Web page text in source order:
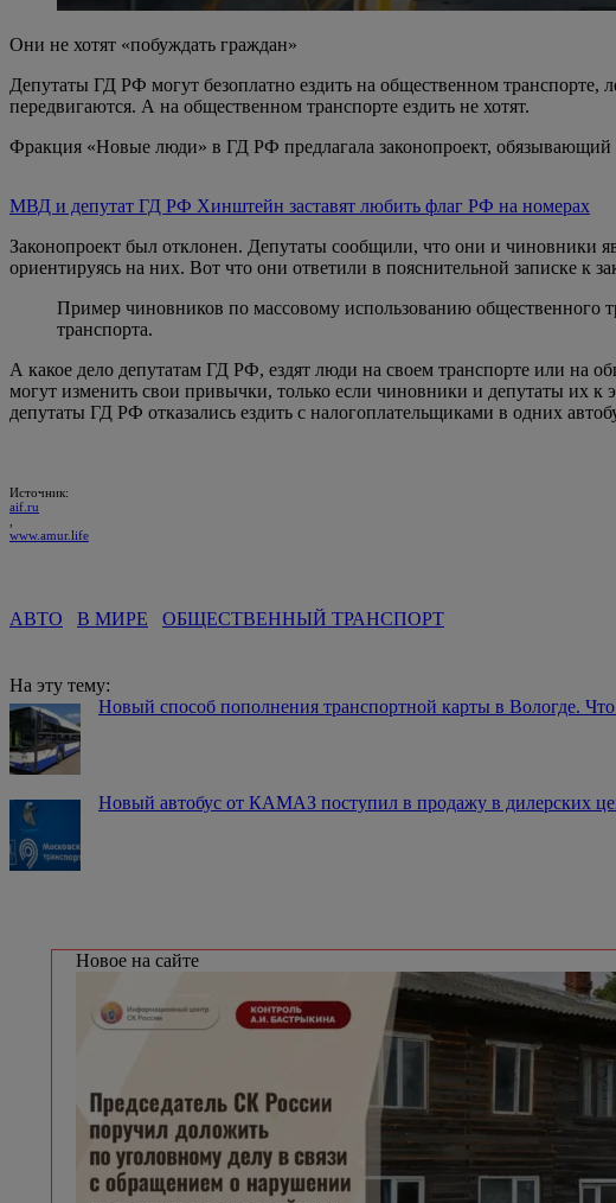
Они не хотят «побуждать граждан»
Депутаты ГД РФ могут безоплатно ездить на общественном
передвигаются. А на общественном транспорте ездить не хотят.
Фракция «Новые люди» в ГД РФ предлагала законопроект, обязывающий
МВД и депутат ГД РФ Хинштейн заставят любить флаг РФ на номерах
Законопроект был отклонен. Депутаты сообщили, что они и чиновники
ориентируясь на них. Вот что они ответили в пояснительной записке к
Пример чиновников по массовому использованию общественного
транспорта.
А какое дело депутатам ГД РФ, ездят люди на своем транспорте или на
могут изменить свои привычки, только если чиновники и депутаты их
депутаты ГД РФ отказались ездить с налогоплательщиками в одних
Источник:
aif.ru
www.amur.life
АВТО В МИРЕ ОБЩЕСТВЕННЫЙ ТРАНСПОРТ
На эту тему:
Новый способ пополнения транспортной карты в Вологде.
Новый автобус от КАМАЗ поступил в продажу в дилерских
Новое на сайте